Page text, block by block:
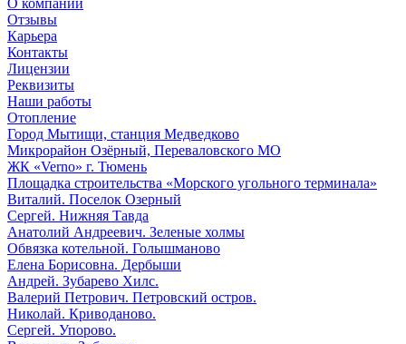
О компании
Отзывы
Карьера
Контакты
Лицензии
Реквизиты
Наши работы
Отопление
Город Мытищи, станция Медведково
Микрорайон Озёрный, Переваловского МО
ЖК «Verno» г. Тюмень
Площадка строительства «Морского угольного терминала»
Виталий. Поселок Озерный
Сергей. Нижняя Тавда
Анатолий Андреевич. Зеленые холмы
Обвязка котельной. Голышманово
Елена Борисовна. Дербыши
Андрей. Зубарево Хилс.
Валерий Петрович. Петровский остров.
Николай. Криводаново.
Сергей. Упорово.